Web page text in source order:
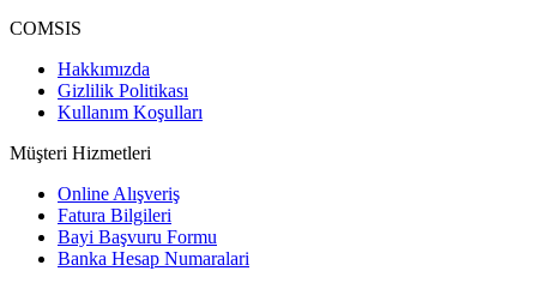
COMSIS
Hakkımızda
Gizlilik Politikası
Kullanım Koşulları
Müşteri Hizmetleri
Online Alışveriş
Fatura Bilgileri
Bayi Başvuru Formu
Banka Hesap Numaralari